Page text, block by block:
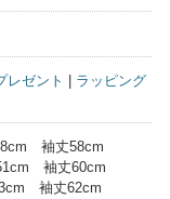
レゼント
ラッピング
袖丈58cm
袖丈60cm
袖丈62cm